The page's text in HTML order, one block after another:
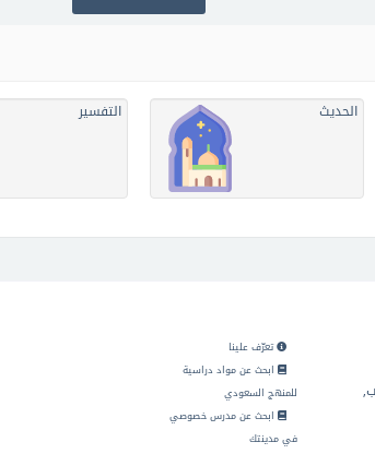
الحديث التفسير
تعرّف علينا
ابحث عن مواد دراسية
للمنهج السعودي
ابحث عن مدرس خصوصي
في مدينتك